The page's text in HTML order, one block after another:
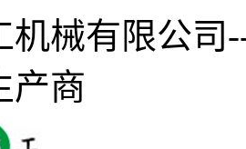
机械有限公
产商